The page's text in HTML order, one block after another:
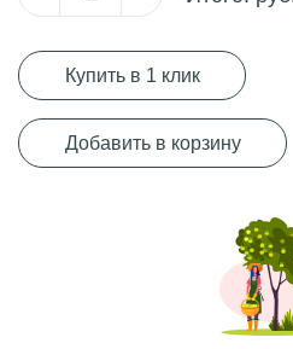
Купить в 1 клик
Добавить в корзину